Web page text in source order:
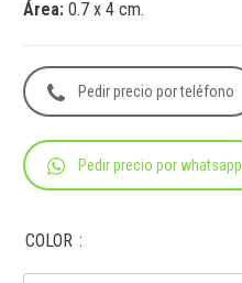
Área: 0.7 x 4 cm.
Pedir precio por teléfono
Pedir precio por whatsapp
COLOR